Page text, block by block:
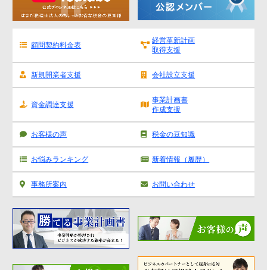
顧問契約料金表
経営革新計画
取得支援
新規開業者支援 会社設立支援
資金調達支援
事業計画書
作成支援
お客様の声 税金の豆知識
お悩みランキング 新着情報（履歴）
事務所案内 お問い合わせ